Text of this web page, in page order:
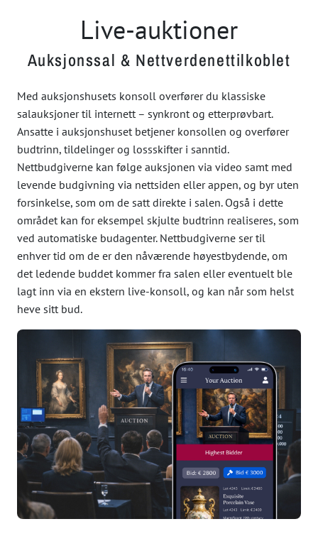
Live-auktioner
Auksjonssal & Nettverdenettilkoblet
Med auksjonshusets konsoll overfører du klassiske
salauksjoner til internett – synkront og etterprøvbart.
Ansatte i auksjonshuset betjener konsollen og overfører
budtrinn, tildelinger og lossskifter i sanntid.
Nettbudgiverne kan følge auksjonen via video samt med
levende budgivning via nettsiden eller appen, og byr uten
forsinkelse, som om de satt direkte i salen. Også i dette
området kan for eksempel skjulte budtrinn realiseres, som
ved automatiske budagenter. Nettbudgiverne ser til
enhver tid om de er den nåværende høyestbydende, om
det ledende buddet kommer fra salen eller eventuelt ble
lagt inn via en ekstern live-konsoll, og kan når som helst
heve sitt bud.